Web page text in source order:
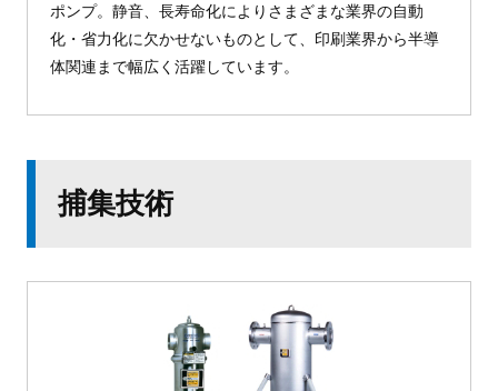
ポンプ。静音、長寿命化によりさまざまな業界の自動
化・省力化に欠かせないものとして、印刷業界から半導
体関連まで幅広く活躍しています。
捕集技術